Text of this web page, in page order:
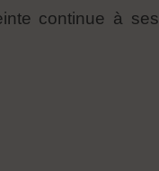
continue à ses